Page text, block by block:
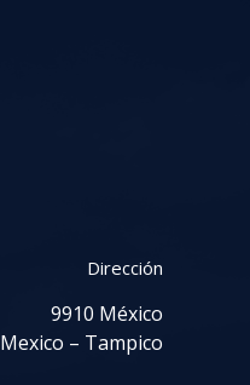
Dirección
9910 México
Mexico – Tampico